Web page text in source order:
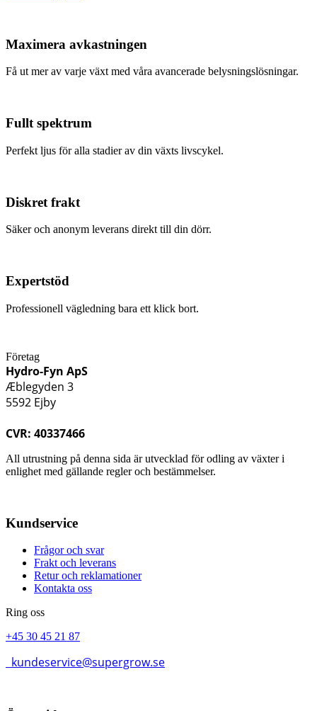
Maximera avkastningen
Få ut mer av varje växt med våra avancerade belysningslösningar.
Fullt spektrum
Perfekt ljus för alla stadier av din växts livscykel.
Diskret frakt
Säker och anonym leverans direkt till din dörr.
Expertstöd
Professionell vägledning bara ett klick bort.
Företag
Hydro-Fyn ApS
Æblegyden 3
5592 Ejby
CVR: 40337466
All utrustning på denna sida är utvecklad för odling av växter i
enlighet med gällande regler och bestämmelser.
Kundservice
Frågor och svar
Frakt och leverans
Retur och reklamationer
Kontakta oss
Ring oss
+45 30 45 21 87
kundeservice@supergrow.se